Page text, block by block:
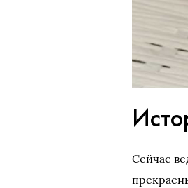
Сейчас